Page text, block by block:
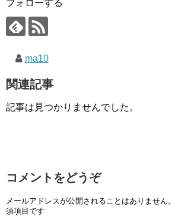
フォローする
ma10
関連記事
記事は見つかりませんでした。
コメントをどうぞ
メールアドレスが公開されることはありません。
須項目です